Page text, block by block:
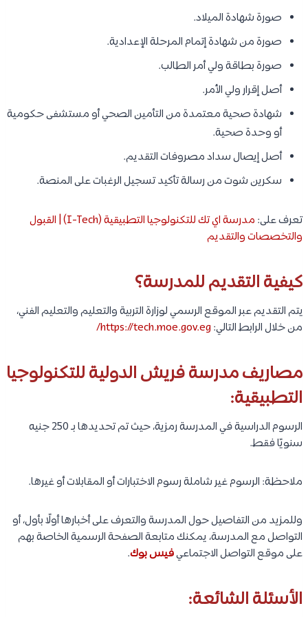
صورة شهادة الميلاد.
صورة من شهادة إتمام المرحلة الإعدادية.
صورة بطاقة ولي أمر الطالب.
أصل إقرار ولي الأمر.
شهادة صحية معتمدة من التأمين الصحي أو مستشفى حكومية
أو وحدة صحية.
أصل إيصال سداد مصروفات التقديم.
سكرين شوت من رسالة تأكيد تسجيل الرغبات على المنصة.
تعرف على:
مدرسة اي تك للتكنولوجيا التطبيقية (I-Tech) | القبول
والتخصصات والتقديم
كيفية التقديم للمدرسة؟
يتم التقديم عبر الموقع الرسمي لوزارة التربية والتعليم والتعليم الفني،
من خلال الرابط التالي:https://tech.moe.gov.eg/
مصاريف مدرسة فريش الدولية للتكنولوجيا
التطبيقية:
الرسوم الدراسية في المدرسة رمزية، حيث تم تحديدها بـ 250 جنيه
سنويًا فقط.
ملاحظة: الرسوم غير شاملة رسوم الاختبارات أو المقابلات أو غيرها.
وللمزيد من التفاصيل حول المدرسة والتعرف على أخبارها أولًا بأول، أو
التواصل مع المدرسة، يمكنك متابعة الصفحة الرسمية الخاصة بهم
على موقع التواصل الاجتماعيفيس بوك.
الأسئلة الشائعة: